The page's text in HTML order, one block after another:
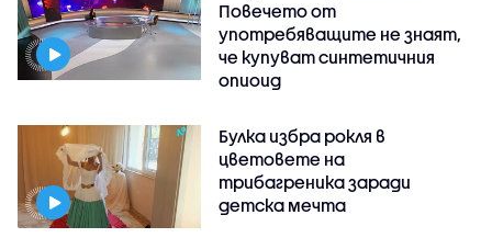
Повечето от
употребяващите не знаят,
че купуват синтетичния
опиоид
Булка избра рокля в
цветовете на
трибагреника заради
детска мечта